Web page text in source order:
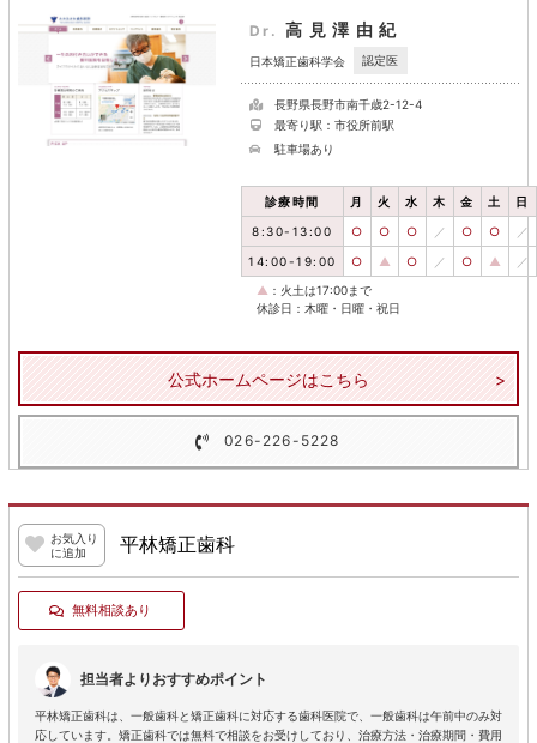
Dr. 高見澤由紀
日本矯正歯科学会 認定医
長野県長野市南千歳2-12-4
最寄り駅：市役所前駅
駐車場あり
診療時間 月 火 水 木 金 土 日
8:30-13:00 ○ ○ ○ ／ ○ ○ ／
14:00-19:00 ○ ▲ ○ ／ ○ ▲ ／
▲ ：火土は17:00まで
休診日：木曜・日曜・祝日
公式ホームページはこちら
026-226-5228
お気入り
に追加
平林矯正歯科
無料相談あり
担当者よりおすすめポイント
平林矯正歯科は、一般歯科と矯正歯科に対応する歯科医院で、一般歯科は午前中のみ対
応しています。矯正歯科では無料で相談をお受けしており、治療方法・治療期間・費用